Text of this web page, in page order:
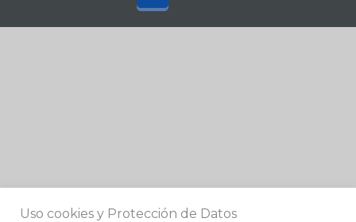
Uso cookies y Protección de Datos